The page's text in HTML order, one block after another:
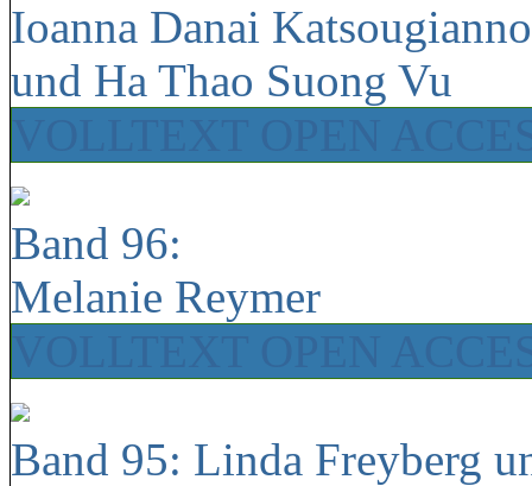
Ioanna Danai
und Ha Thao Suong Vu
Band 96:
Melanie Reymer
Band 95: Linda Freyberg